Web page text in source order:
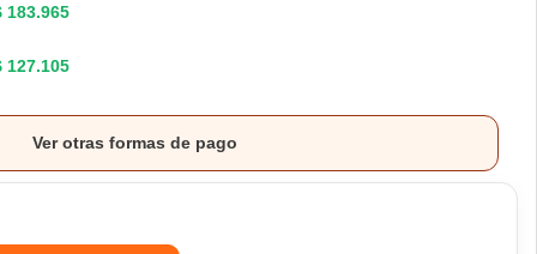
183.965
127.105
Ver otras formas de pago